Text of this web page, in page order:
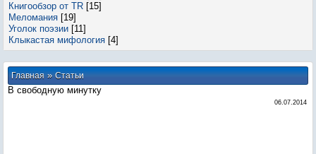
Книгообзор от TR [15]
Меломания [19]
Уголок поэзии [11]
Клыкастая мифология [4]
Главная»Статьи
В свободную минутку
06.07.2014